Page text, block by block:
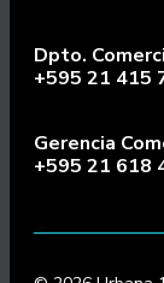
Dpto.
+595 21 415
Gerencia
+595 21 618